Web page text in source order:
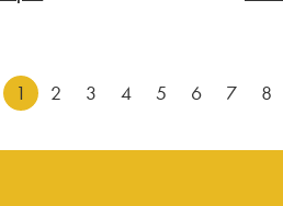
1 2 3 4 5 6 7 8